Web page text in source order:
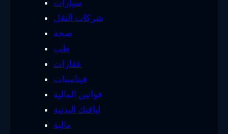
سيارات
شركات النقل
صحة
طب
عقارات
فيتامينات
قوانين المالية
لياقتك البدنية
مالية